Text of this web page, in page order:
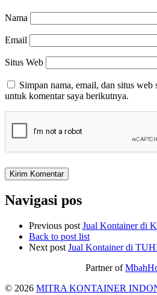
Nama
Email
Situs Web
Simpan nama, email, dan situs web
untuk komentar saya berikutnya.
Navigasi pos
Previous post Jual Kontainer di
Back to post list
Next post Jual Kontainer di
Partner of
© 2026 MITRA KONTAINER